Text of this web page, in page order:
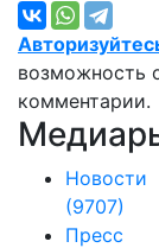
возможность
комментарии.
Новости
(9707)
Пресс